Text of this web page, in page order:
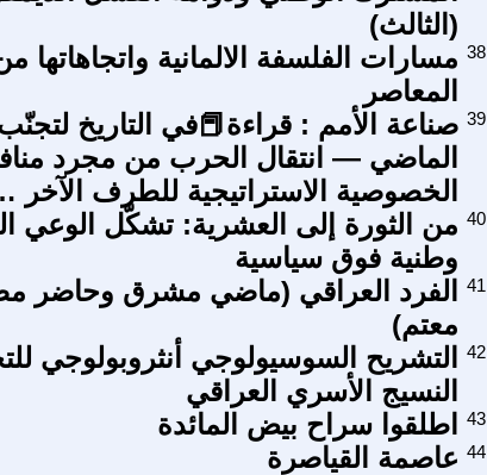
(الثالث)
مسارات الفلسفة الالمانية واتجاهاتها
المعاصر
38
صناعة الأمم : قراءة📕في التاريخ
الماضي — انتقال الحرب من مجرد
الخصوصية الاستراتيجية للطرف الآخر
39
من الثورة إلى العشرية: تشكّل الوعي
وطنية فوق سياسية
40
الفرد العراقي (ماضي مشرق وحاضر
معتم)
41
التشريح السوسيولوجي أنثروبولوجي
النسيج الأسري العراقي
42
اطلقوا سراح بيض المائدة
43
عاصمة القياصرة 44